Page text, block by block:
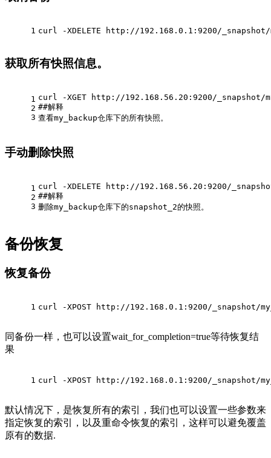
1 curl -XDELETE http://192.168.0.1:9200/_snapshot/
获取所有快照信息。
1
2
3
curl -XGET http://192.168.56.20:9200/
##解释
查看my_backup仓库下的所有快照。
手动删除快照
1
2
3
curl -XDELETE http://192.168.56.20:9200/
##解释
删除my_backup仓库下的snapshot_2的快照。
备份恢复
恢复备份
1 curl -XPOST http://192.168.0.1:9200/_snapshot/
同备份一样，也可以设置wait_for_completion=true等待恢复结
果
1 curl -XPOST http://192.168.0.1:9200/_snapshot/
默认情况下，是恢复所有的索引，我们也可以设置一些参数来
指定恢复的索引，以及重命令恢复的索引，这样可以避免覆盖
原有的数据.